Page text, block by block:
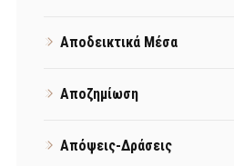
Αποδεικτικά Μέσα
Αποζημίωση
Απόψεις-Δράσεις